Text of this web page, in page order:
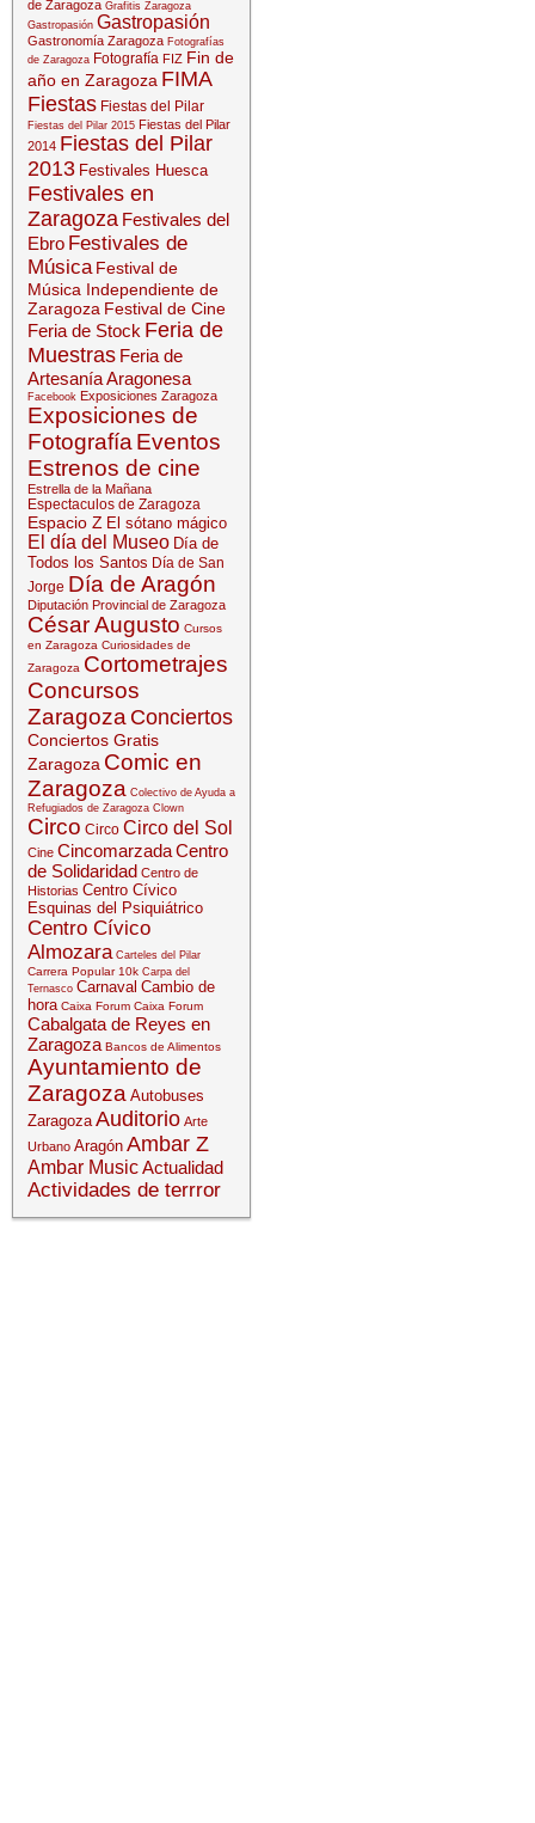
de Zaragoza Grafitis Zaragoza
Gastropasión Gastropasión
Gastronomía Zaragoza Fotografías
de Zaragoza Fotografía FIZ Fin de
año en Zaragoza FIMA
Fiestas Fiestas del Pilar
Fiestas del Pilar 2015 Fiestas del Pilar
2014 Fiestas del Pilar
2013 Festivales Huesca
Festivales en
Zaragoza Festivales del
Ebro Festivales de
Música Festival de
Música Independiente de
Zaragoza Festival de Cine
Feria de Stock Feria de
Muestras Feria de
Artesanía Aragonesa
Facebook Exposiciones Zaragoza
Exposiciones de
Fotografía Eventos
Estrenos de cine
Estrella de la Mañana
Espectaculos de Zaragoza
Espacio Z El sótano mágico
El día del Museo Día de
Todos los Santos Día de San
Jorge Día de Aragón
Diputación Provincial de Zaragoza
César Augusto Cursos
en Zaragoza Curiosidades de
Zaragoza Cortometrajes
Concursos
Zaragoza Conciertos
Conciertos Gratis
Zaragoza Comic en
Zaragoza Colectivo de Ayuda a
Refugiados de Zaragoza Clown
Circo Circo Circo del Sol
Cine CincomarzadaCentro
de Solidaridad Centro de
Historias Centro Cívico
Esquinas del Psiquiátrico
Centro Cívico
Almozara Carteles del Pilar
Carrera Popular 10k Carpa del
Ternasco Carnaval Cambio de
hora Caixa Forum Caixa Forum
Cabalgata de Reyes en
Zaragoza Bancos de Alimentos
Ayuntamiento de
Zaragoza Autobuses
Zaragoza Auditorio Arte
Urbano Aragón Ambar Z
Ambar MusicActualidad
Actividades de terrror